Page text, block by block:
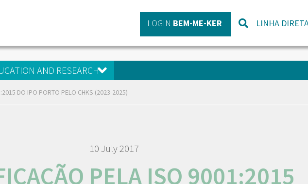
LOGIN BEM-ME-KER LINHA
AND RESEARCH
DO IPO PORTO PELO CHKS (2023-2025)
10 July 2017
PELA ISO 9001:2015